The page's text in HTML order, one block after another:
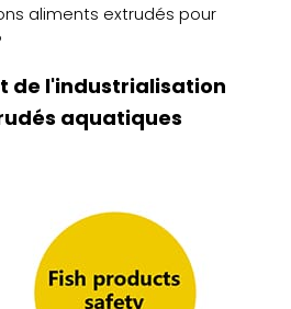
aliments extrudés pour
de l'industrialisation
aquatiques